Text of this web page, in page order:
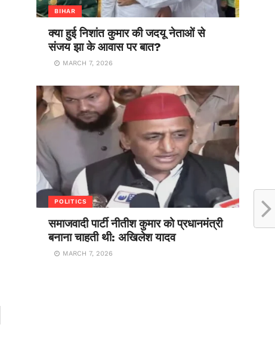
BIHAR
क्या हुई निशांत कुमार की जदयू नेताओं से
संजय झा के आवास पर बात?
MARCH 7, 2026
POLITICS
समाजवादी पार्टी नीतीश कुमार को प्रधानमंत्री
बनाना चाहती थी: अखिलेश यादव
MARCH 7, 2026